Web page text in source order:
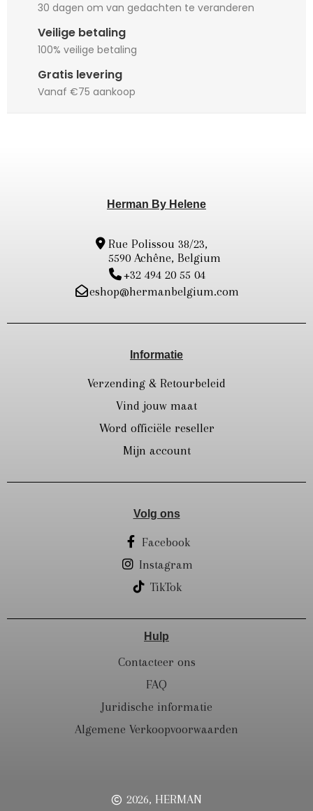
30 dagen om van gedachten te veranderen
Veilige betaling
100% veilige betaling
Gratis levering
Vanaf €75 aankoop
Herman By Helene
Rue Polissou 38/23,
5590 Achêne, Belgium
+32 494 20 55 04
eshop@hermanbelgium.com
Informatie
Verzending & Retourbeleid
Vind jouw maat
Word officiële reseller
Mijn account
Volg ons
Facebook
Instagram
TikTok
Hulp
Contacteer ons
FAQ
Juridische informatie
Algemene Verkoopvoorwaarden
2026, HERMAN